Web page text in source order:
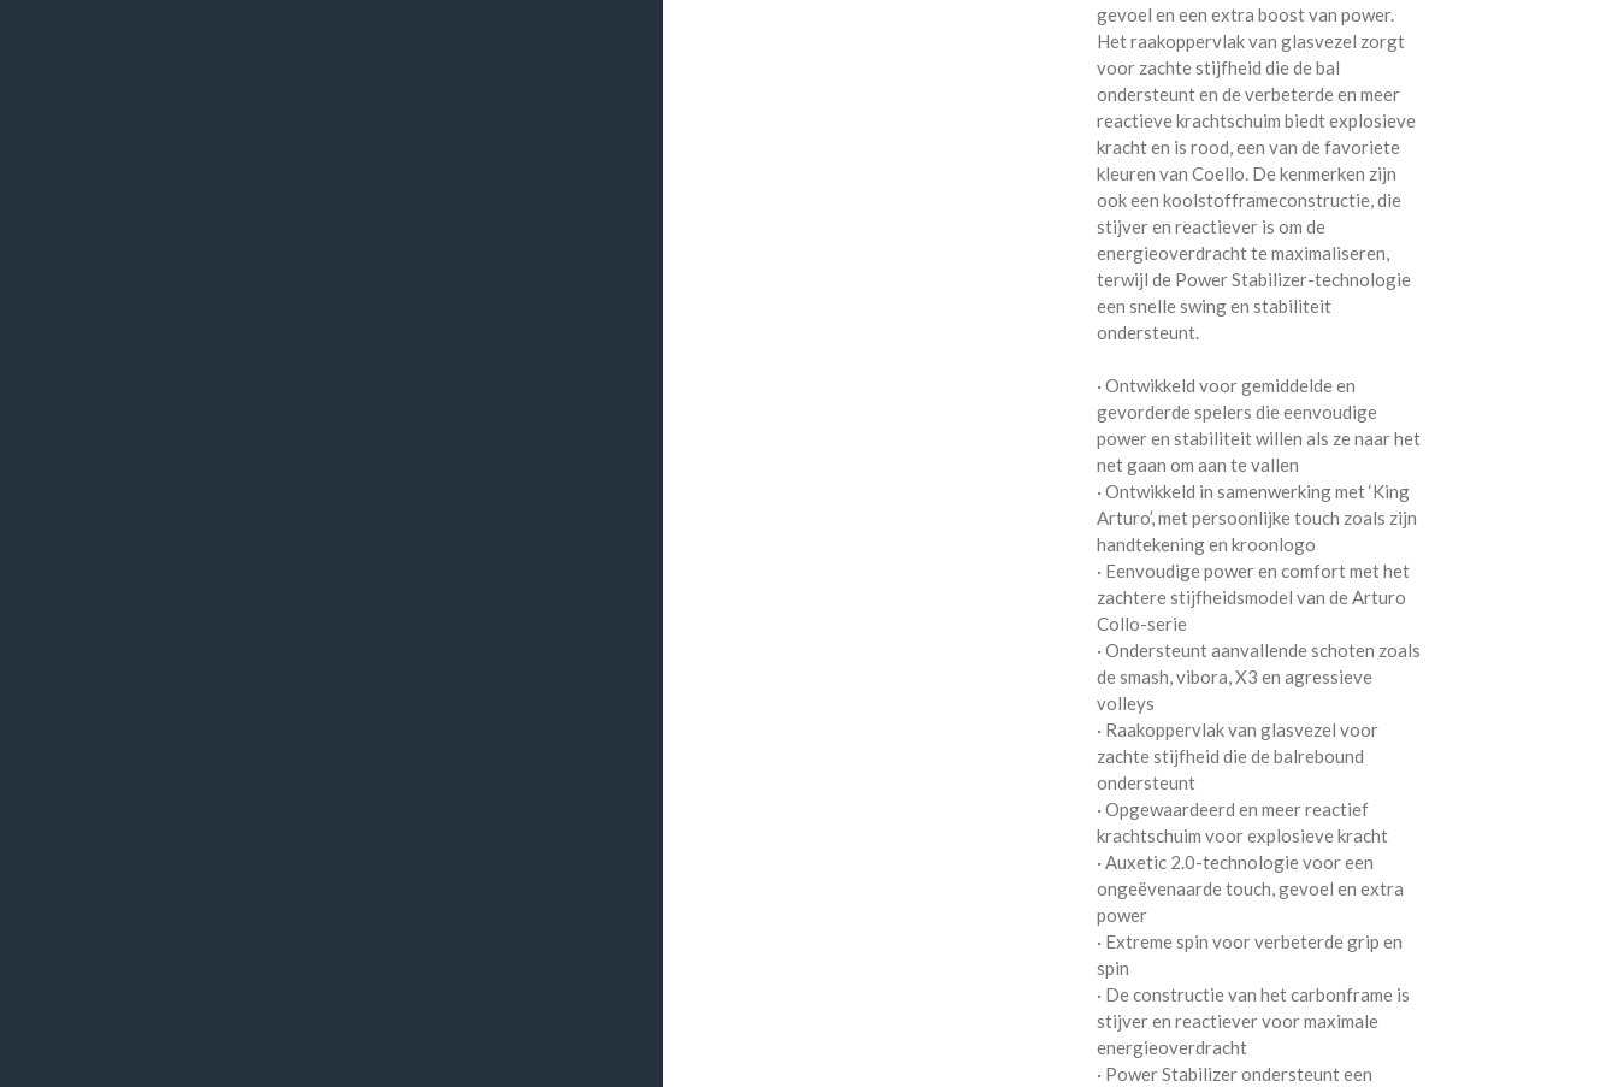
gevoel en een extra boost van power.
Het raakoppervlak van glasvezel zorgt
voor zachte stijfheid die de bal
ondersteunt en de verbeterde en meer
reactieve krachtschuim biedt explosieve
kracht en is rood, een van de favoriete
kleuren van Coello. De kenmerken zijn
ook een koolstofframeconstructie, die
stijver en reactiever is om de
energieoverdracht te maximaliseren,
terwijl de Power Stabilizer-technologie
een snelle swing en stabiliteit
ondersteunt.
· Ontwikkeld voor gemiddelde en
gevorderde spelers die eenvoudige
power en stabiliteit willen als ze naar het
net gaan om aan te vallen
· Ontwikkeld in samenwerking met ‘King
Arturo’, met persoonlijke touch zoals zijn
handtekening en kroonlogo
· Eenvoudige power en comfort met het
zachtere stijfheidsmodel van de Arturo
Collo-serie
· Ondersteunt aanvallende schoten zoals
de smash, vibora, X3 en agressieve
volleys
· Raakoppervlak van glasvezel voor
zachte stijfheid die de balrebound
ondersteunt
· Opgewaardeerd en meer reactief
krachtschuim voor explosieve kracht
· Auxetic 2.0-technologie voor een
ongeëvenaarde touch, gevoel en extra
power
· Extreme spin voor verbeterde grip en
spin
· De constructie van het carbonframe is
stijver en reactiever voor maximale
energieoverdracht
· Power Stabilizer ondersteunt een